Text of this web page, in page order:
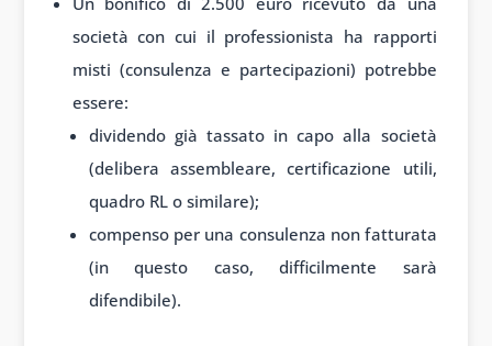
società con cui il professionista ha rapporti
misti (consulenza e partecipazioni) potrebbe
essere:
dividendo già tassato in capo alla società
(delibera assembleare, certificazione utili,
quadro RL o similare);
compenso per una consulenza non fatturata
(in questo caso, difficilmente sarà
difendibile).